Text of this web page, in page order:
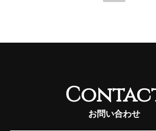
お問い合わせ